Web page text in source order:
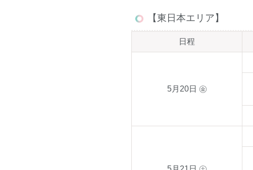
【東日本エリア】
日程
5月20日 ㊎